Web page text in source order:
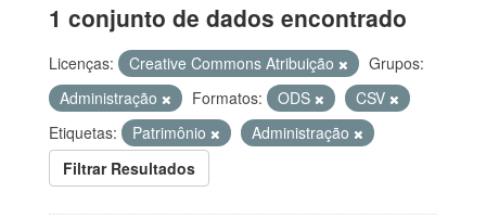
1 conjunto de dados encontrado
Licenças: Creative Commons Atribuição
Grupos:
Administração
Formatos: ODS
CSV
Etiquetas:
Patrimônio
Administração
Filtrar Resultados